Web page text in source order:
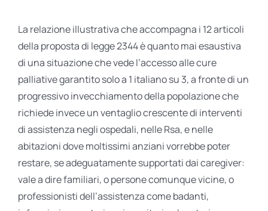
La relazione illustrativa che accompagna i 12 articoli
della proposta di legge 2344 è quanto mai esaustiva
di una situazione che vede l’accesso alle cure
palliative garantito solo a 1 italiano su 3, a fronte di un
progressivo invecchiamento della popolazione che
richiede invece un ventaglio crescente di interventi
di assistenza negli ospedali, nelle Rsa, e nelle
abitazioni dove moltissimi anziani vorrebbe poter
restare, se adeguatamente supportati dai caregiver:
vale a dire familiari, o persone comunque vicine, o
professionisti dell’assistenza come badanti,